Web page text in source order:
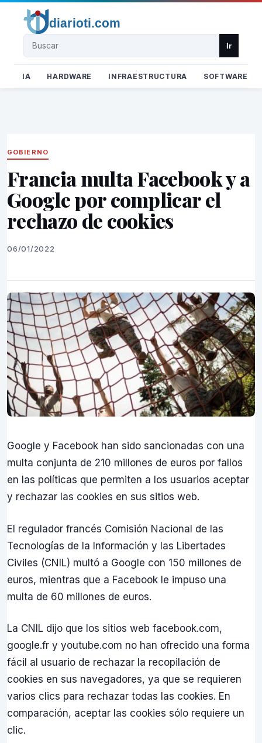
Buscar Ir
IA HARDWARE INFRAESTRUCTURA SOFTWARE
GOBIERNO
Francia multa Facebook y a
Google por complicar el
rechazo de cookies
06/01/2022
Google y Facebook han sido sancionadas con una
multa conjunta de 210 millones de euros por fallos
en las políticas que permiten a los usuarios aceptar
y rechazar las cookies en sus sitios web.
El regulador francés Comisión Nacional de las
Tecnologías de la Información y las Libertades
Civiles (CNIL) multó a Google con 150 millones de
euros, mientras que a Facebook le impuso una
multa de 60 millones de euros.
La CNIL dijo que los sitios web facebook.com,
google.fr y youtube.com no han ofrecido una forma
fácil al usuario de rechazar la recopilación de
cookies en sus navegadores, ya que se requieren
varios clics para rechazar todas las cookies. En
comparación, aceptar las cookies sólo requiere un
clic.